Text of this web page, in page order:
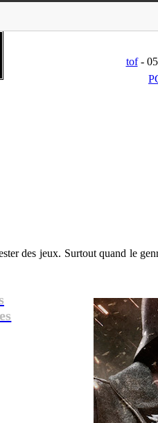
tof-
des jeux. Surtout quand le